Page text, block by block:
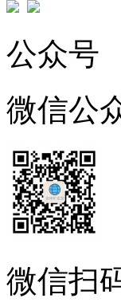
公众号
微信公
微信扫